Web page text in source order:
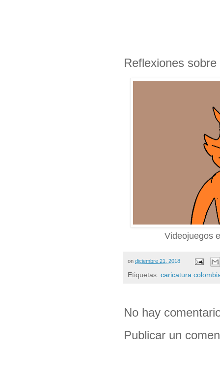
Reflexiones
Videojuegos
on diciembre 21, 2018
Etiquetas: caricatura
No hay
Publicar un